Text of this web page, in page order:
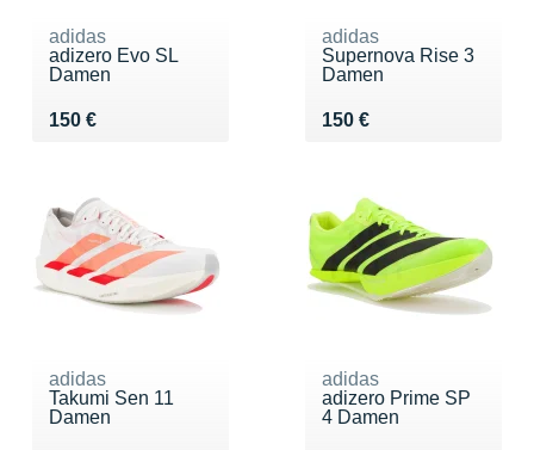
adidas
adizero Evo SL
Damen
150 €
Vendu 150 €
adidas
Supernova Rise 3
Damen
150 €
Vendu 150 €
adidas
Takumi Sen 11
Damen
adidas
adizero Prime SP
4 Damen